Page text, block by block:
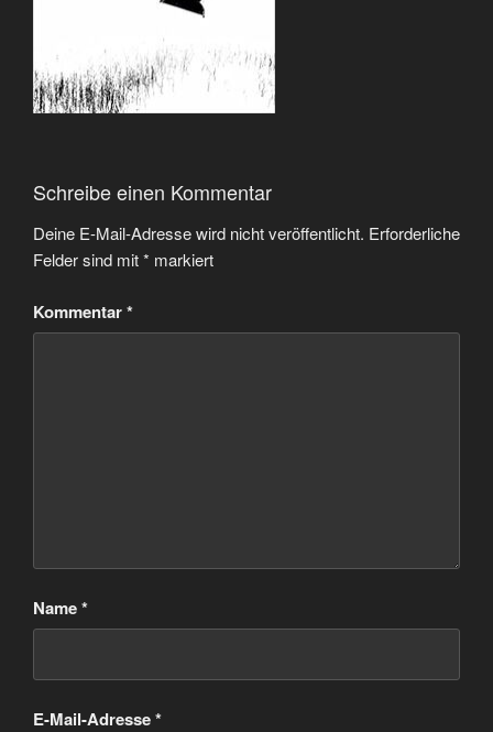
Schreibe einen Kommentar
Deine E-Mail-Adresse wird nicht veröffentlicht. Erforderliche
Felder sind mit* markiert
Kommentar*
Name*
E-Mail-Adresse*